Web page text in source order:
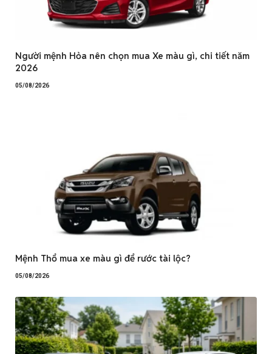
Người mệnh Hỏa nên chọn mua Xe màu gì, chi tiết năm
2026
05/08/2026
Mệnh Thổ mua xe màu gì để rước tài lộc?
05/08/2026